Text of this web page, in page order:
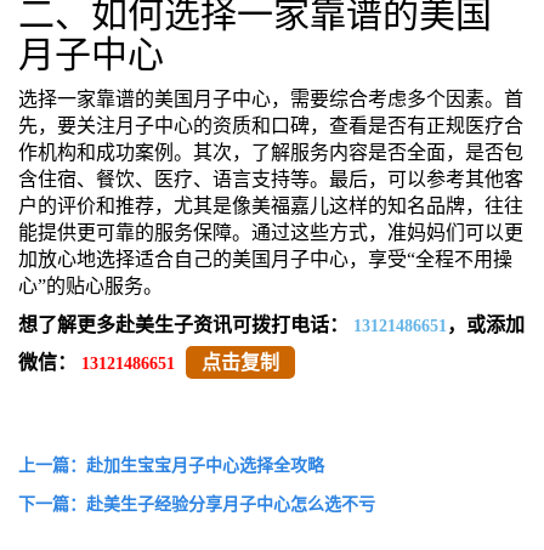
二、如何选择一家靠谱的美国
月子中心
选择一家靠谱的美国月子中心，需要综合考虑多个因素。首
先，要关注月子中心的资质和口碑，查看是否有正规医疗合
作机构和成功案例。其次，了解服务内容是否全面，是否包
含住宿、餐饮、医疗、语言支持等。最后，可以参考其他客
户的评价和推荐，尤其是像美福嘉儿这样的知名品牌，往往
能提供更可靠的服务保障。通过这些方式，准妈妈们可以更
加放心地选择适合自己的美国月子中心，享受“全程不用操
心”的贴心服务。
想了解更多赴美生子资讯可拨打电话：
13121486651，或添加
微信：
13121486651 点击复制
上一篇：赴加生宝宝月子中心选择全攻略
下一篇：赴美生子经验分享月子中心怎么选不亏